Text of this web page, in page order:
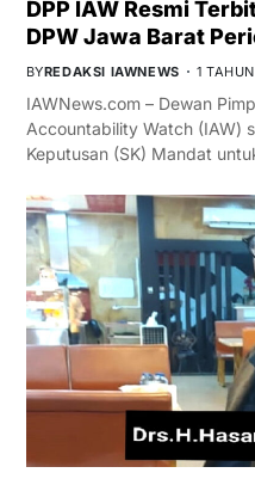
DPP IAW Resmi
DPW Jawa Barat
BYREDAKSI IAWNEWS 1
IAWNews.com – Dewan
Accountability Watch (IAW)
Keputusan (SK) Mandat